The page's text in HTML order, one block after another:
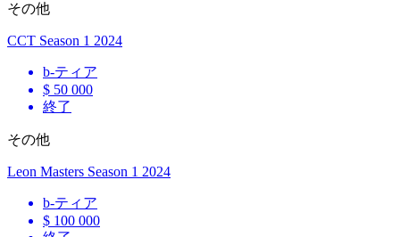
その他
CCT Season 1 2024
b-ティア
$ 50 000
終了
その他
Leon Masters Season 1 2024
b-ティア
$ 100 000